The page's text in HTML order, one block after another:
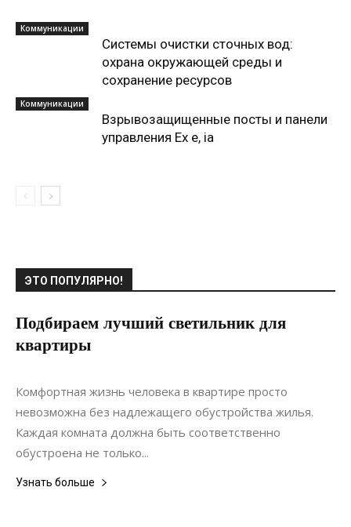
Коммуникации
Системы очистки сточных вод:
охрана окружающей среды и
сохранение ресурсов
Коммуникации
Взрывозащищенные посты и панели
управления Ex e, ia
ЭТО ПОПУЛЯРНО!
Подбираем лучший светильник для
квартиры
10.06.2020
Комфортная жизнь человека в квартире просто
невозможна без надлежащего обустройства жилья.
Каждая комната должна быть соответственно
обустроена не только...
Узнать больше